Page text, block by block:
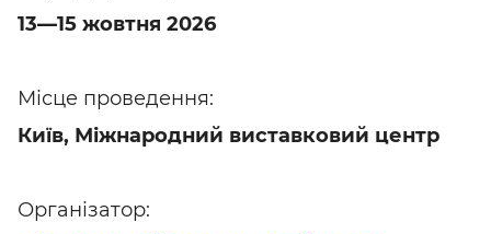
13—15 жовтня 2026
Місце проведення:
Київ, Міжнародний виставковий центр
Організатор: